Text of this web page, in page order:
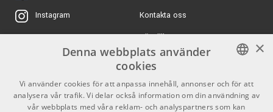
Instagram
X
Youtube
TikTok
Kontakta oss
Köpvillkor
Butiken
Varumärken
GDPR & Cookies
SWEDISH
ENGLISH
×
Denna webbplats använder
cookies
Vi använder cookies för att anpassa innehåll, annonser och för att
analysera vår trafik. Vi delar också information om din användning av
vår webbplats med våra reklam- och analyspartners som kan